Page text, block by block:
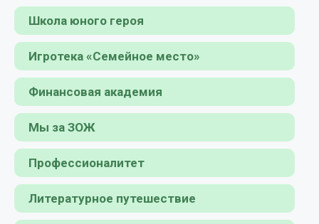
Школа юного героя
Игротека «Семейное место»
Финансовая академия
Мы за ЗОЖ
Профессионалитет
Литературное путешествие